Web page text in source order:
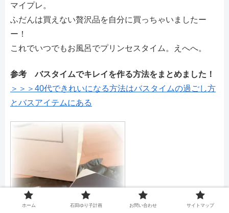
マイプレ。
ふだんは買えない贅沢品を自分に買っちゃいましたー
ー！
これでいつでもお風呂でプリンセスタイム。えへへ。
参考 バスタイムでキレイを作る方法をまとめました！
＞＞＞40代できれいになる方法はバスタイムの過ごし方
とバスアイテムにある
ホーム 石田ゆり子計画 お問い合わせ サイトマップ